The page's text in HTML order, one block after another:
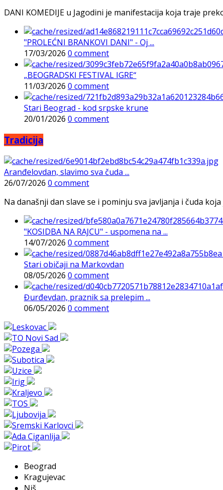
DANI KOMEDIJE u Jagodini je manifestacija koja traje
"PROLEĆNI BRANKOVI DANI" - Oj ...
17/03/2026 0 comment
„BEOGRADSKI FESTIVAL IGRE“
11/03/2026 0 comment
Stari Beograd - kod srpske krune
20/01/2026 0 comment
Tradicija
Aranđelovdan, slavimo sva čuda ...
26/07/2026 0 comment
Na današnji dan slave se i pominju sva javljanja i čuda
"KOSIDBA NA RAJCU" - uspomena na ...
14/07/2026 0 comment
Stari običaji na Markovdan
08/05/2026 0 comment
Đurđevdan, praznik sa prelepim ...
06/05/2026 0 comment
Beograd
Kragujevac